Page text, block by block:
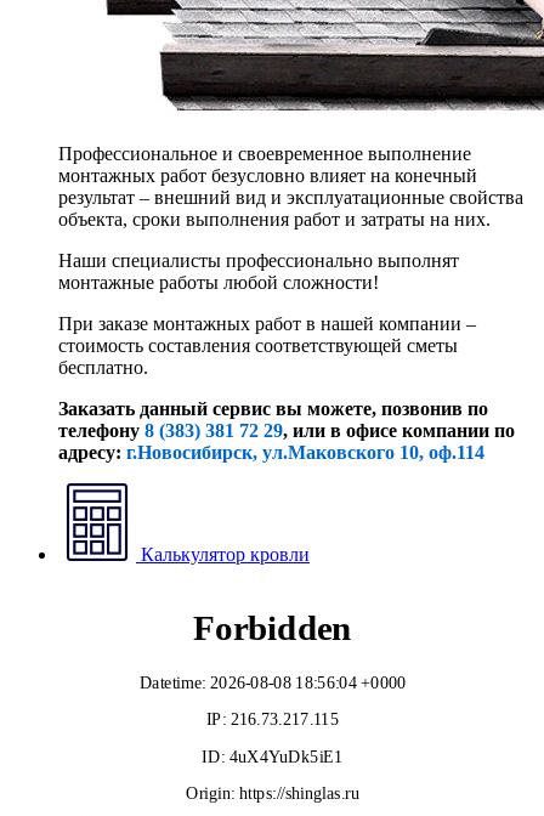
Профессиональное и своевременное выполнение
монтажных работ безусловно влияет на конечный
результат – внешний вид и эксплуатационные свойства
объекта, сроки выполнения работ и затраты на них.
Наши специалисты профессионально выполнят
монтажные работы любой сложности!
При заказе монтажных работ в нашей компании –
стоимость составления соответствующей сметы
бесплатно.
Заказать данный сервис вы можете, позвонив по
телефону 8 (383) 381 72 29, или в офисе компании по
адресу: г.Новосибирск, ул.Маковского 10, оф.114
Калькулятор кровли